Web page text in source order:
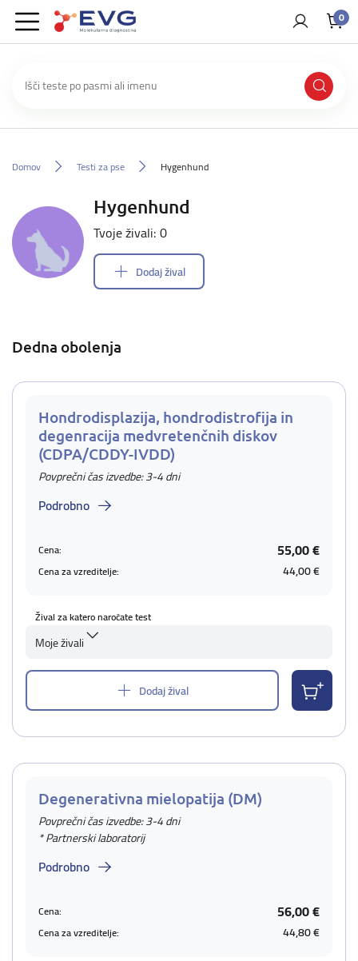
0
Domov Testi za pse Hygenhund
Hygenhund
Tvoje živali: 0
Dodaj žival
Dedna obolenja
Hondrodisplazija, hondrodistrofija in
degenracija medvretenčnih diskov
(CDPA/CDDY-IVDD)
Povprečni čas izvedbe: 3-4 dni
Podrobno
Cena: 55,00 €
Cena za vzreditelje: 44,00 €
Žival za katero naročate test
Moje živali
Dodaj žival
Degenerativna mielopatija (DM)
Povprečni čas izvedbe: 3-4 dni
* Partnerski laboratorij
Podrobno
Cena: 56,00 €
Cena za vzreditelje: 44,80 €